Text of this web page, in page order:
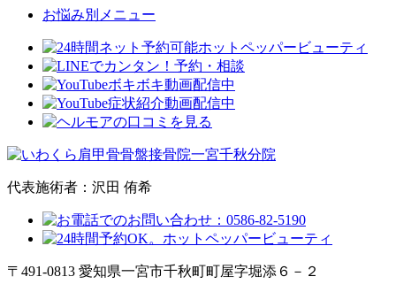
お悩み別メニュー
代表施術者：沢田 侑希
〒491-0813 愛知県一宮市千秋町町屋字堀添６－２